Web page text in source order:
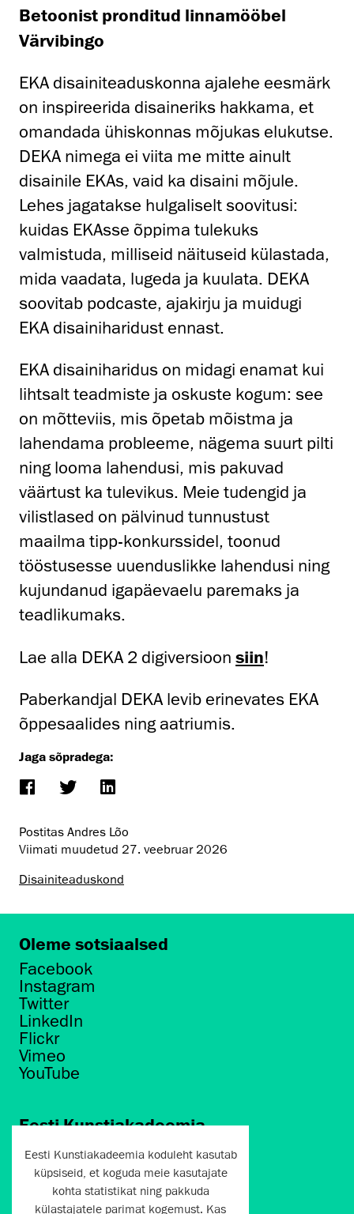
Betoonist pronditud linnamööbel
Värvibingo
EKA disainiteaduskonna ajalehe eesmärk
on inspireerida disaineriks hakkama, et
omandada ühiskonnas mõjukas elukutse.
DEKA nimega ei viita me mitte ainult
disainile EKAs, vaid ka disaini mõjule.
Lehes jagatakse hulgaliselt soovitusi:
kuidas EKAsse õppima tulekuks
valmistuda, milliseid näituseid külastada,
mida vaadata, lugeda ja kuulata. DEKA
soovitab podcaste, ajakirju ja muidugi
EKA disainiharidust ennast.
EKA disainiharidus on midagi enamat kui
lihtsalt teadmiste ja oskuste kogum: see
on mõtteviis, mis õpetab mõistma ja
lahendama probleeme, nägema suurt pilti
ning looma lahendusi, mis pakuvad
väärtust ka tulevikus. Meie tudengid ja
vilistlased on pälvinud tunnustust
maailma tipp-konkurssidel, toonud
tööstusesse uuenduslikke lahendusi ning
kujundanud igapäevaelu paremaks ja
teadlikumaks.
Lae alla DEKA 2 digiversioon siin!
Paberkandjal DEKA levib erinevates EKA
õppesaalides ning aatriumis.
Jaga sõpradega:
Postitas Andres Lõo
Viimati muudetud 27. veebruar 2026
Disaini­­teaduskond
Oleme sotsiaalsed
Facebook
Instagram
Twitter
LinkedIn
Flickr
Vimeo
YouTube
Eesti Kunstiakadeemia
Põhja puiestee 7
Tallinn 10412
artun@artun.ee
Eesti Kunstiakadeemia koduleht kasutab
küpsiseid, et koguda meie kasutajate
kohta statistikat ning pakkuda
külastajatele parimat kogemust. Kas